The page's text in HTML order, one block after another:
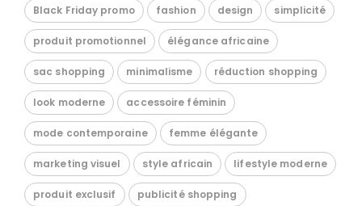
Black Friday promo fashion design simplicité
produit promotionnel élégance africaine
sac shopping minimalisme réduction shopping
look moderne accessoire féminin
mode contemporaine femme élégante
marketing visuel style africain lifestyle moderne
produit exclusif publicité shopping